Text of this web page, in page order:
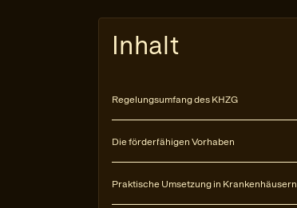
Inhalt
Regelungsumfang des KHZG
Die förderfähigen Vorhaben
Praktische Umsetzung in Krankenhäusern